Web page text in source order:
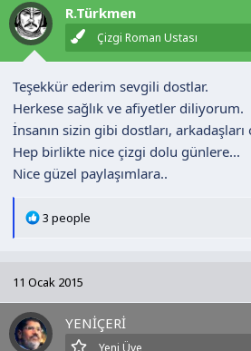
e
r
R.Türkmen
Çizgi Roman Ustası
Teşekkür ederim sevgili dostlar.
Herkese sağlık ve afiyetler diliyorum.
İnsanın sizin gibi dostları, arkadaşları
Hep birlikte nice çizgi dolu günlere...
Nice güzel paylaşımlara..
T
i
l
e
r
3 people
11 Ocak 2015
YENİÇERİ
Yeni Üye